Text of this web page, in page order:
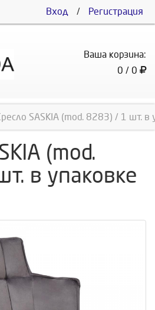
Вход / Регистрация
Ваша корзина:
0 / 0
SASKIA (mod. 8283) / 1 шт. в
(mod.
в упаковке